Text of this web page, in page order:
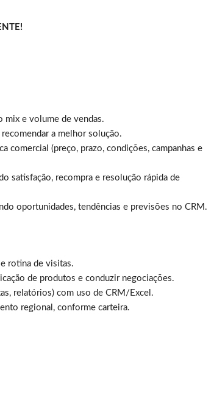
mix e volume de vendas.
a melhor solução.
comercial (preço, prazo, condições, campanhas e
satisfação, recompra e resolução rápida de
oportunidades, tendências e previsões no CRM.
rotina de visitas.
de produtos e conduzir negociações.
relatórios) com uso de CRM/Excel.
regional, conforme carteira.